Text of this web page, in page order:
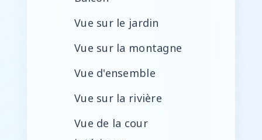
Vue sur le jardin
Vue sur la montagne
Vue d'ensemble
Vue sur la rivière
Vue de la cour